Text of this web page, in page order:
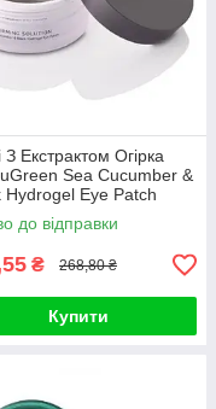
З Екстрактом Огірка
Sea Cucumber &
Hydrogel Eye Patch
до відправки
₴ 268,80 ₴
Купити